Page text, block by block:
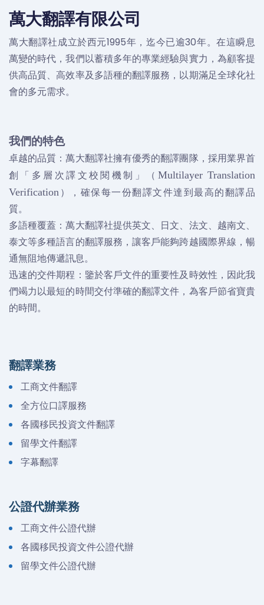
萬大翻譯有限公司
萬大翻譯社成立於西元1995年，迄今已逾30年。在這瞬息
萬變的時代，我們以蓄積多年的專業經驗與實力，為顧客提
供高品質、高效率及多語種的翻譯服務，以期滿足全球化社
會的多元需求。
我們的特色
卓越的品質：萬大翻譯社擁有優秀的翻譯團隊，採用業界首
創「多層次譯文校閱機制」（ Multilayer Translation
Verification ），確保每一份翻譯文件達到最高的翻譯品
質。
多語種覆蓋：萬大翻譯社提供英文、日文、法文、越南文、
泰文等多種語言的翻譯服務，讓客戶能夠跨越國際界線，暢
通無阻地傳遞訊息。
迅速的交件期程：鑒於客戶文件的重要性及時效性，因此我
們竭力以最短的時間交付準確的翻譯文件，為客戶節省寶貴
的時間。
翻譯業務
工商文件翻譯
全方位口譯服務
各國移民投資文件翻譯
留學文件翻譯
字幕翻譯
公證代辦業務
工商文件公證代辦
各國移民投資文件公證代辦
留學文件公證代辦